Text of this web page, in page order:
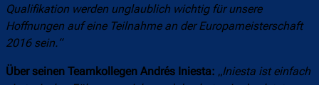
Qualifikation werden unglaublich wichtig für unsere
Hoffnungen auf eine Teilnahme an der Europameisterschaft
2016 sein.“
Über seinen Teamkollegen Andrés Iniesta: „Iniesta ist einfach